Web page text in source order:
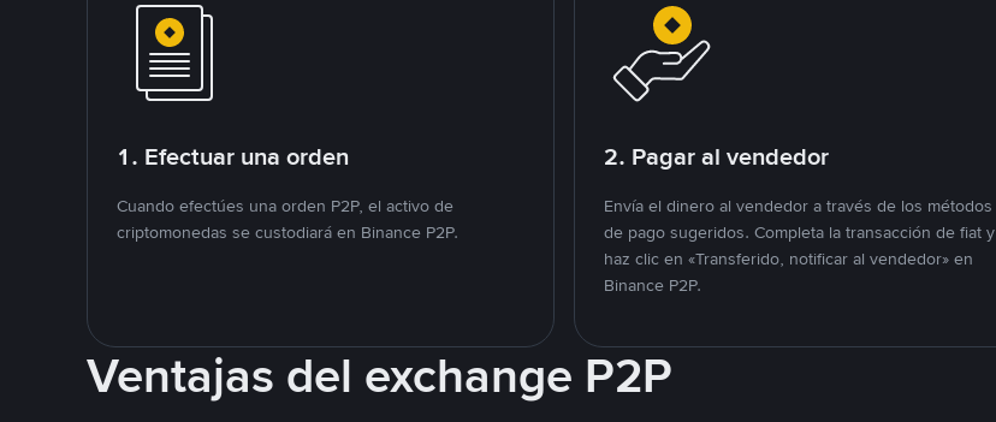
1. Efectuar una orden
Cuando efectúes una orden P2P, el activo de
criptomonedas se custodiará en Binance P2P.
2. Pagar al vendedor
Envía el dinero al vendedor a través de los métodos
de pago sugeridos. Completa la transacción de fiat y
haz clic en «Transferido, notificar al vendedor» en
Binance P2P.
Ventajas del exchange P2P